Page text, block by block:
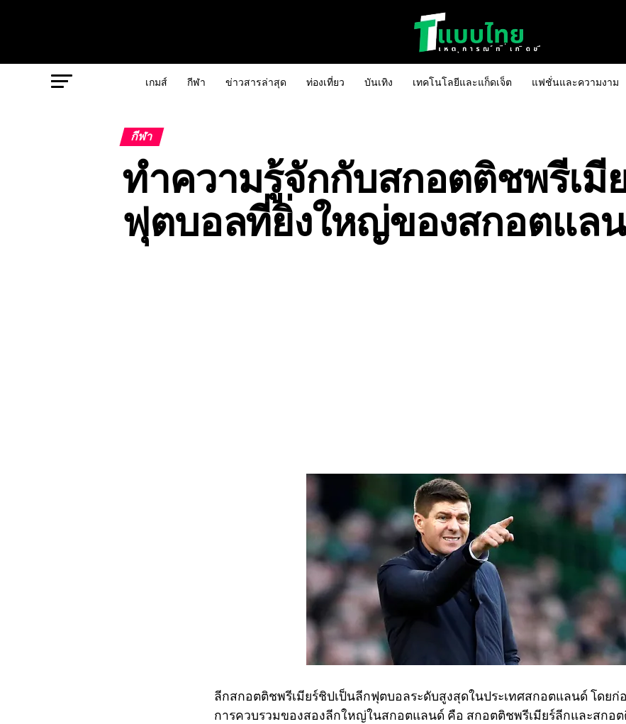
เกมส์ กีฬา ข่าวสารล่าสุด ท่องเที่ยว บันเทิง เทคโนโลยีและแก็ดเจ็ต แฟชั่นและความงาม
กีฬา
ทำความรู้จักกับสกอตติชพรีเมี
ฟุตบอลที่ยิ่งใหญ่ของสกอตแล
ลีกสกอตติชพรีเมียร์ชิปเป็นลีกฟุตบอลระดับสูงสุดในประเทศสกอตแลนด์ โดยก่
การควบรวมของสองลีกใหญ่ในสกอตแลนด์ คือ สกอตติชพรีเมียร์ลีกและสกอ